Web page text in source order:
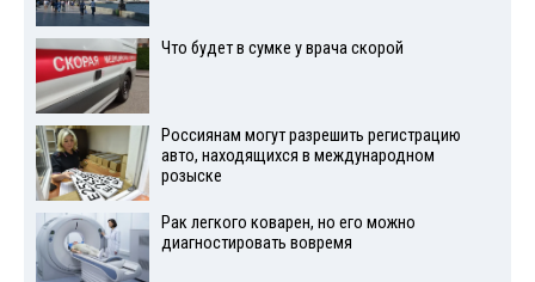
Что будет в сумке у врача скорой
Россиянам могут разрешить регистрацию
авто, находящихся в международном
розыске
Рак легкого коварен, но его можно
диагностировать вовремя